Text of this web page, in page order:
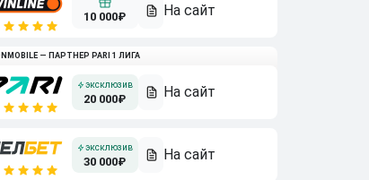
10 000₽
— ПАРТНЕР PARI 1 ЛИГА
20 000₽
30 000₽